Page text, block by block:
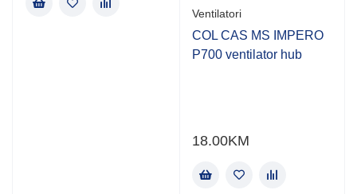
Ventilatori
COL CAS MS IMPERO
P700 ventilator hub
18.00KM